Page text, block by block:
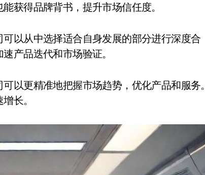
获得品牌背书，提升市场信任度。
以从中选择适合自身发展的部分进行深度合
产品迭代和市场验证。
以更精准地把握市场趋势，优化产品和服务。
长。